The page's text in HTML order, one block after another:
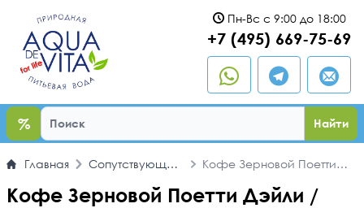
Пн-Вс с 9:00 до 18:00
+7 (495) 669-75-69
% Найти
Главная
Сопутствующие
Кофе Зерновой Поетти
Арабика (1 кг.)
Кофе Зерновой Поетти Дэйли /